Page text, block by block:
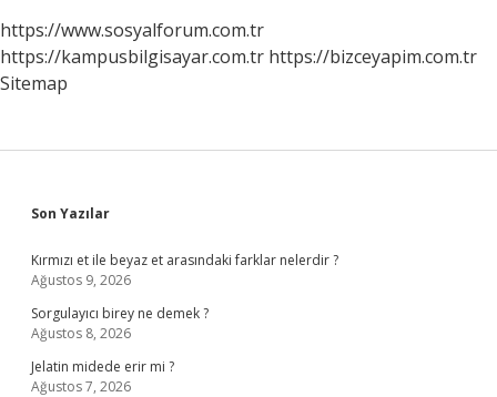
https://www.sosyalforum.com.tr
https://kampusbilgisayar.com.tr https://bizceyapim.com.tr
Sitemap
Sidebar
Son Yazılar
Kırmızı et ile beyaz et arasındaki farklar nelerdir ?
Ağustos 9, 2026
Sorgulayıcı birey ne demek ?
Ağustos 8, 2026
Jelatin midede erir mi ?
Ağustos 7, 2026